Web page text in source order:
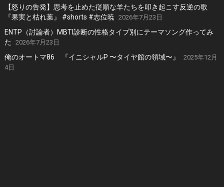
【怒りの告発】思考を止めた従順な羊たちを叩き起こす反逆の歌
『果実と枯れ葉』 #shorts #志位暁 2026年7月23日
ENTP（討論者）MBTI診断の性格タイプ別にテーマソング作ってみ
た
2026年7月23日
俺のオートマ86 『イニシャルP 〜タイヤ館の領域〜』
2025年12月
4日